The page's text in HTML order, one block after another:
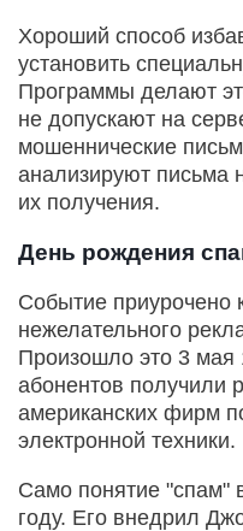
Хороший способ
установить
Программы делают
не допускают на
мошеннические
анализируют письма
их получения.
День рождения
Событие приурочено
нежелательного
Произошло это 3 мая
абонентов получили
американских фирм
электронной техники.
Само понятие "спам"
году. Его внедрил